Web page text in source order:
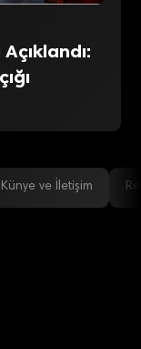
Künye ve İletişim